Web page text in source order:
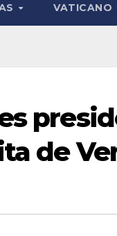
VATICANO
de